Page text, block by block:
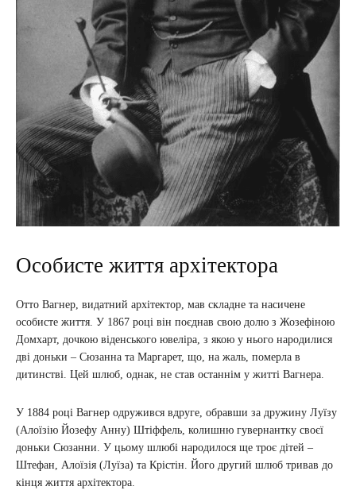
Особисте життя архітектора
Отто Вагнер, видатний архітектор, мав складне та насичене
особисте життя. У 1867 році він поєднав свою долю з Жозефіною
Домхарт, дочкою віденського ювеліра, з якою у нього народилися
дві доньки – Сюзанна та Маргарет, що, на жаль, померла в
дитинстві. Цей шлюб, однак, не став останнім у житті Вагнера.
У 1884 році Вагнер одружився вдруге, обравши за дружину Луїзу
(Алоїзію Йозефу Анну) Штіффель, колишню гувернантку своєї
доньки Сюзанни. У цьому шлюбі народилося ще троє дітей –
Штефан, Алоїзія (Луїза) та Крістін. Його другий шлюб тривав до
кінця життя архітектора.